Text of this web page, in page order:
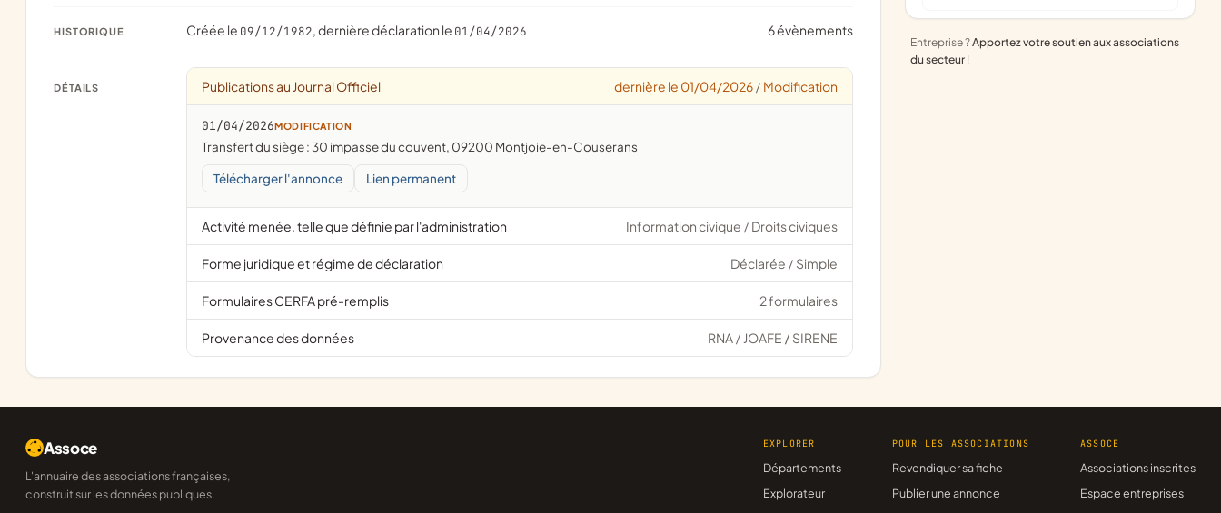
HISTORIQUE Créée le 09/12/1982, dernière déclaration le 01/04/2026 6 évènements
DÉTAILS Publications au Journal Officiel dernière le 01/04/2026 / Modification
01/04/2026MODIFICATION
Transfert du siège : 30 impasse du couvent, 09200 Montjoie-en-Couserans
Télécharger l'annonce Lien permanent
Activité menée, telle que définie par l'administration Information civique / Droits civiques
Forme juridique et régime de déclaration Déclarée / Simple
Formulaires CERFA pré-remplis 2 formulaires
Provenance des données RNA / JOAFE / SIRENE
Entreprise ?Apportez votre soutien aux associations
du secteur !
Assoce
L'annuaire des associations françaises,
construit sur les données publiques.
EXPLORER
Départements
Explorateur
POUR LES ASSOCIATIONS
Revendiquer sa fiche
Publier une annonce
ASSOCE
Associations inscrites
Espace entreprises